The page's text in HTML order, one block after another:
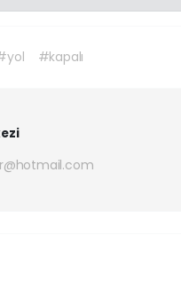
#kapalı